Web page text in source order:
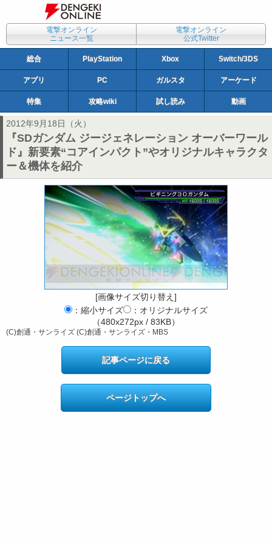
電撃オンライン
ニュース一覧
電撃オンライン
公式Twitter
総合 PlayStation Xbox Switch/3DS
アプリ PC ガルスタ アーケード
特集 攻略wiki 試し読み 動画
2012年9月18日（火）
『SDガンダム ジージェネレーション オーバーワール
ド』新要素“コアインパクト”やオリジナルキャラクタ
ー＆機体を紹介
[画像サイズ切り替え]
：縮小サイズ
：オリジナルサイズ
（480x272px / 83KB）
(C)創通・サンライズ (C)創通・サンライズ・MBS
記事ページに戻る
ページトップへ